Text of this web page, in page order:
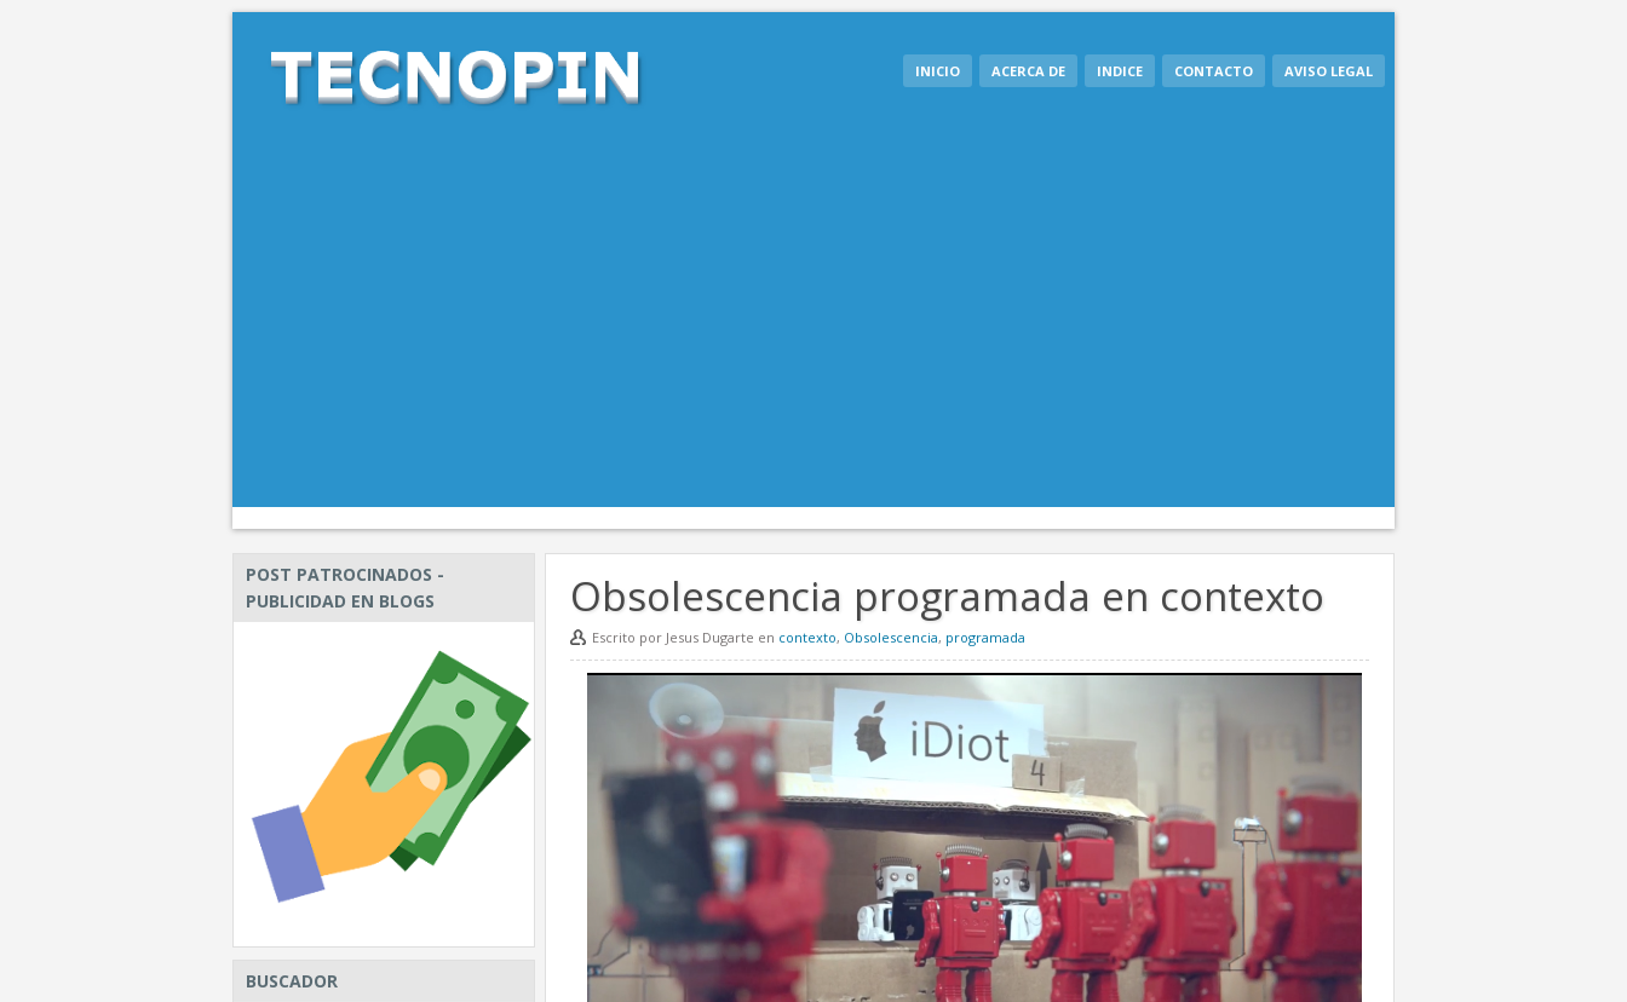
INICIO ACERCA DE INDICE CONTACTO AVISO LEGAL
Obsolescencia programada en contexto
Escrito por Jesus Dugarte en contexto, Obsolescencia, programada
POST PATROCINADOS -
PUBLICIDAD EN BLOGS
BUSCADOR